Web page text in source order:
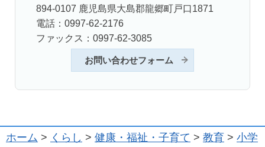
894-0107 鹿児島県大島郡龍郷町戸口1871
電話：0997-62-2176
ファックス：0997-62-3085
お問い合わせフォーム
ホーム > くらし > 健康・福祉・子育て > 教育 > 小学